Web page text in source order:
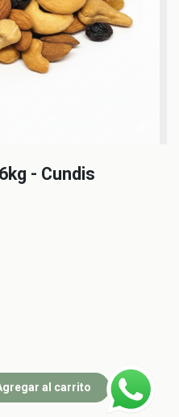
- Cundis
al carrito